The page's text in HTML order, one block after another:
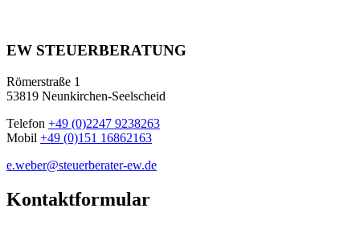
EW STEUERBERATUNG
Römerstraße 1
53819 Neunkirchen-Seelscheid
Telefon +49 (0)2247 9238263
Mobil +49 (0)151 16862163
e.weber@steuerberater-ew.de
Kontaktformular